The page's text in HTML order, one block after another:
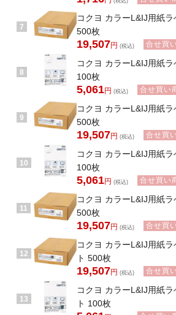
7
コクヨ カラーL&IJ用紙
500枚
19,507円 (税込) 合せ買
8
コクヨ カラーL&IJ用紙
100枚
5,061円 (税込) 合せ買い
9
コクヨ カラーL&IJ用紙
500枚
19,507円 (税込) 合せ買
10
コクヨ カラーL&IJ用紙
100枚
5,061円 (税込) 合せ買い
11
コクヨ カラーL&IJ用紙
500枚
19,507円 (税込) 合せ買
12
コクヨ カラーL&IJ用紙
ト 500枚
19,507円 (税込) 合せ買
13
コクヨ カラーL&IJ用紙
ト 100枚